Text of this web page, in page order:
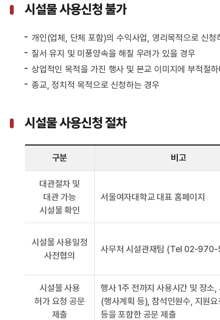
시설물 사용신청 불가
개인(업체, 단체 포함)의 수익사업, 영리목적으로 신청
질서 유지 및 미풍양속을 해칠 우려가 있을 경우
상업적인 목적을 가진 행사 및 본교 이미지에 부적절
종교, 정치적 목적으로 신청하는 경우
시설물 사용신청 절차
구분 비고
대관절차 및
대관 가능
시설물 확인
서울여자대학교 대표 홈페이지
시설물 사용일정
사전협의
사무처 시설관재팀 (Tel 02-
시설물 사용
허가 요청 공문
제출
행사 1주 전까지 사용시간 및 장소,
(행사계획 등), 참석인원수, 지원
등을 포함한 공문 제출